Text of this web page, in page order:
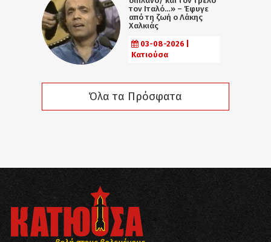
τον Ιταλό…» – Έφυγε
από τη ζωή ο Λάκης
Χαλκιάς
03-08-2026 |
Κατιούσα
Όλα τα Πρόσφατα